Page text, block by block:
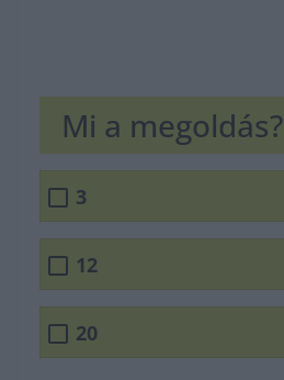
Mi a megoldás?
3
12
20